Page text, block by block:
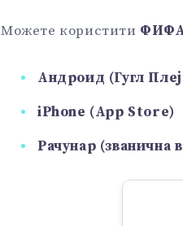
Можете користити
Андроид (Гугл
iPhone (App Store)
Рачунар (званична